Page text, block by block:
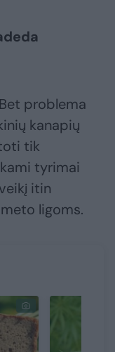
problema
kanapių
tik
tyrimai
itin
ligoms.